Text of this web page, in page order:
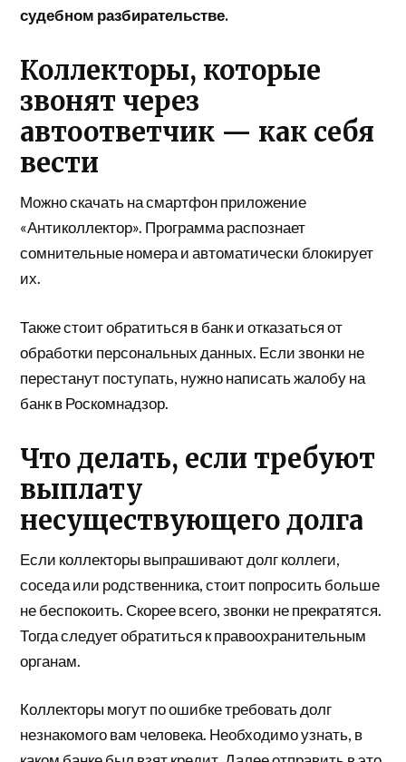
судебном разбирательстве.
Коллекторы, которые
звонят через
автоответчик — как себя
вести
Можно скачать на смартфон приложение
«Антиколлектор». Программа распознает
сомнительные номера и автоматически блокирует
их.
Также стоит обратиться в банк и отказаться от
обработки персональных данных. Если звонки не
перестанут поступать, нужно написать жалобу на
банк в Роскомнадзор.
Что делать, если требуют
выплату
несуществующего долга
Если коллекторы выпрашивают долг коллеги,
соседа или родственника, стоит попросить больше
не беспокоить. Скорее всего, звонки не прекратятся.
Тогда следует обратиться к правоохранительным
органам.
Коллекторы могут по ошибке требовать долг
незнакомого вам человека. Необходимо узнать, в